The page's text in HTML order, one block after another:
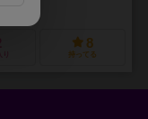
8
持ってる